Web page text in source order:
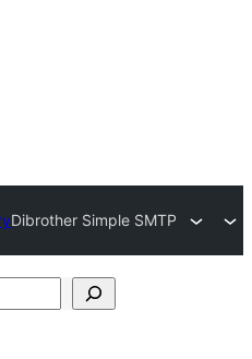
Dibrother Simple SMTP